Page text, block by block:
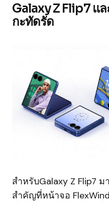
Galaxy Z Flip7 แ
กะทัดรัด
สำหรับGalaxy Z Flip7
สำคัญที่หน้าจอ